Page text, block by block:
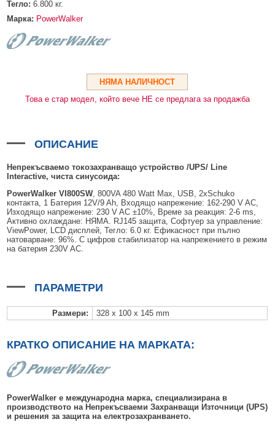
ГЪВКАВИ ГОФРИРАНИ ТРЪБИ
POE УДЪЛЖИТЕЛИ И POE СПЛИТЕРИ
МИКРОФОНИ И ГОВОРИТЕЛИ ЗА ВИДЕОНАБЛЮДЕНИЕ
УПРАВЛЕНИЯ ЗА ВЪРТЯЩИ КАМЕРИ
ОБЕКТИВИ ЗА ОХРАНИТЕЛНИ КАМЕРИ
БЕЗЖИЧНИ МИШКИ И ЕЛЕКТРИЧЕСКИ РАЗКЛОНИТЕЛИ
МЕДИА КОНВЕРТОРИ И SFP МОДУЛИ
БЕЗЖИЧНИ АЛАРМЕНИ СИСТЕМИ AJAX
БЕЗЖИЧНИ АЛАРМЕНИ ПАНЕЛИ (ХЪБ) AJAX
БЕЗЖИЧНИ ДИСТАНЦИОННИ УПРАВЛЕНИЯ И БУТОНИ
БЕЗЖИЧНИ СИРЕНИ AJAX
МОДУЛИ ЗА СГРАДНА АВТОМАТИЗАЦИЯ AJAX
БЕЗЖИЧНИ АЛАРМЕНИ СИСТЕМИ HIKVISION AX PRO
СТРАНИЦИ
INTERLINE, СТОЯЩИ - НЕОТВАРЯЕМИ СТРАНИЦИ
Тегло:6.800 кг.
Марка: PowerWalker
НЯМА НАЛИЧНОСТ
Това е стар модел, който вече НЕ се предлага за продажба
ОПИСАНИЕ
Непрекъсваемо токозахранващо устройство /UPS/ Line
Interactive,чистасинусоида:
PowerWalker VI800SW, 800VA 480 Watt Max, USB, 2xSchuko
контакта, 1 Батерия 12V/9 Ah, Входящо напрежение: 162-290 V AC,
Изходящо напрежение: 230 V AC ±10%, Време за реакция: 2-6 ms,
Активно охлаждане: НЯМА. RJ145 защита, Софтуер за управление:
ViewPower, LCD дисплей, Тегло: 6.0 кг. Ефикасност при пълно
натоварване: 96%. С цифров стабилизатор на напрежението в режим
на батерия 230V AC.
ПАРАМЕТРИ
Размери: 328 x 100 x 145 mm
КРАТКО ОПИСАНИЕ НА МАРКАТА:
PowerWalker е международна марка, специализирана в
производството на Непрекъсваеми Захранващи Източници (UPS)
и решения за защита на електрозахранването.